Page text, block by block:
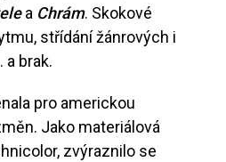
a Chrám. Skokové
střídání žánrových i
brak.
pro americkou
Jako materiálová
zvýraznilo se